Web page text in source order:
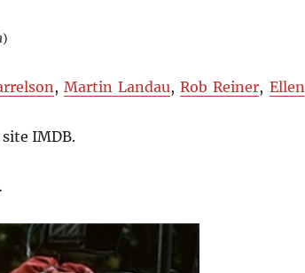
)
, Martin Landau,Rob Reiner, Ellen
IMDB.